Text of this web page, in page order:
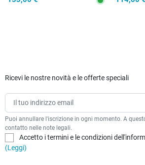
Ricevi le nostre novità e le offerte speciali
Puoi annullare l'iscrizione in ogni momento. A
contatto nelle note legali.
Accetto i termini e le condizioni
(Leggi)